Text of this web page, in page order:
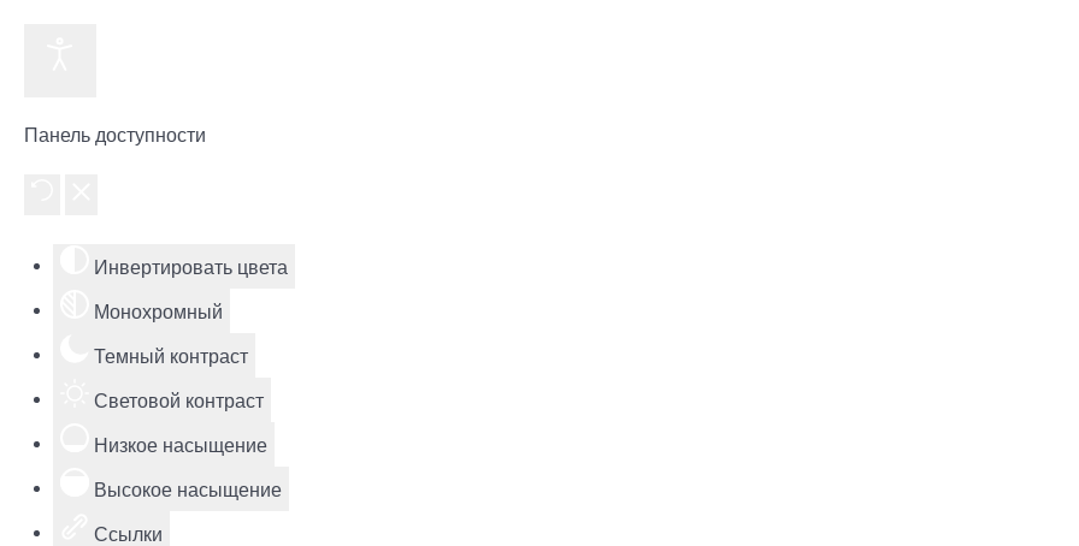
Панель доступности
Инвертировать цвета
Монохромный
Темный контраст
Световой контраст
Низкое насыщение
Высокое насыщение
Ссылки